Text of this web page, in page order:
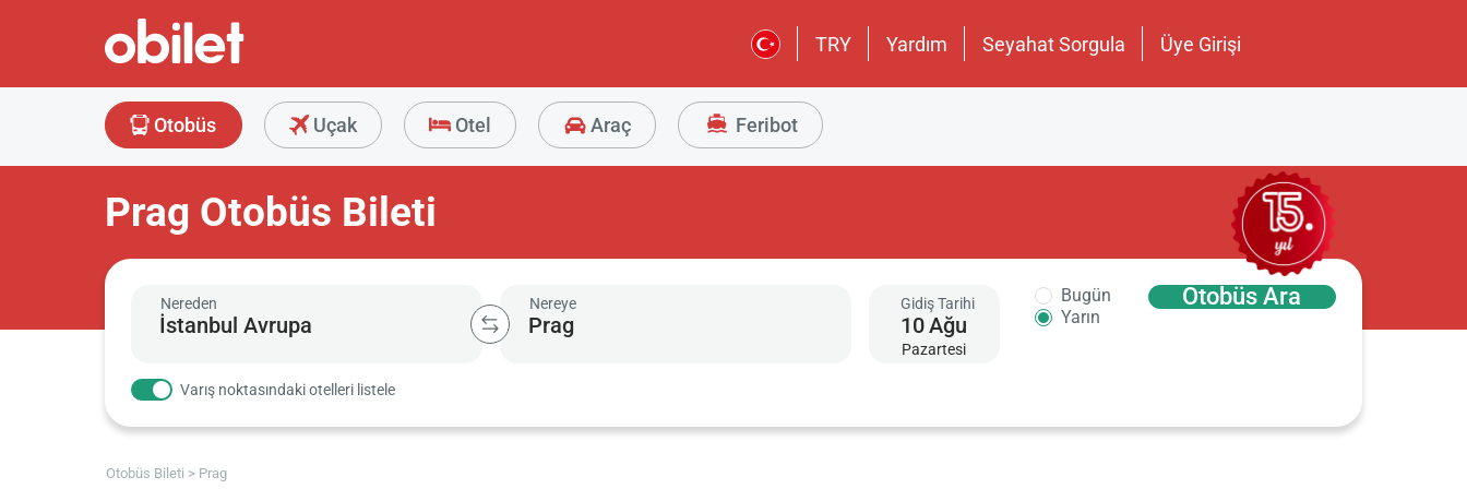
TRY Yardım Seyahat Sorgula Üye Girişi
Otobüs Uçak Otel Araç Feribot
Prag Otobüs Bileti
Nereden Nereye Gidiş Tarihi
10Ağu
Pazartesi
Bugün
Yarın
Otobüs Ara
Varış noktasındaki otelleri listele
Otobüs Bileti Prag